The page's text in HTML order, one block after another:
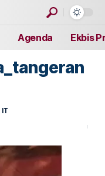
Agenda Ekbis